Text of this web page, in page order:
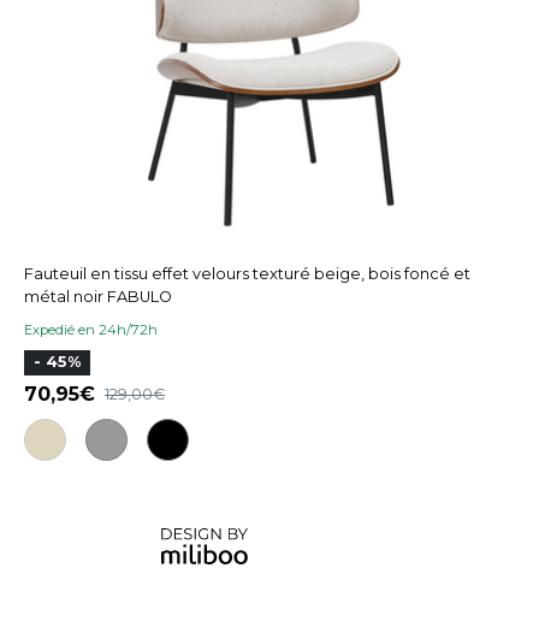
Fauteuil en tissu effet velours texturé beige, bois foncé et
métal noir FABULO
Expedié en 24h/72h
- 45%
70,95 129,00